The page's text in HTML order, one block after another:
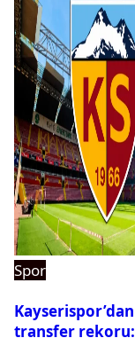
Spor
Kayserispor’dan
transfer